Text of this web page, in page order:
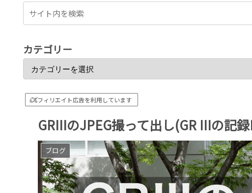
カテゴリー
アフィリエイト広告を利用しています
GRIIIのJPEG撮って出し(GR IIIの記
ブログ